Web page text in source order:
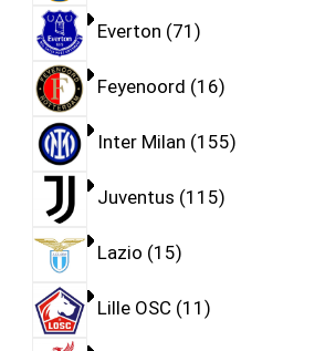
Everton 71
Feyenoord 16
Inter Milan 155
Juventus 115
Lazio 15
Lille OSC 11